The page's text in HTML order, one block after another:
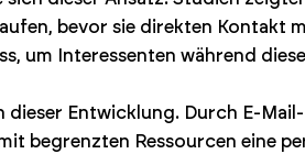
bevor sie direkten Kontakt
um Interessenten während
Entwicklung. Durch E-
begrenzten Ressourcen eine